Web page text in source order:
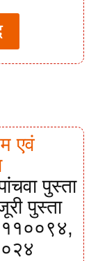
एवं
पुस्ता
पुस्ता
११००९४,